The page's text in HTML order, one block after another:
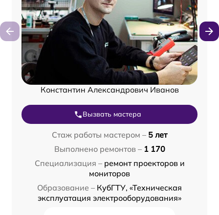
Константин Александрович Иванов
Вызвать мастера
Стаж работы мастером – 5 лет
Выполнено ремонтов – 1 170
Специализация – ремонт проекторов и
мониторов
Образование – КубГТУ, «Техническая
эксплуатация электрооборудования»